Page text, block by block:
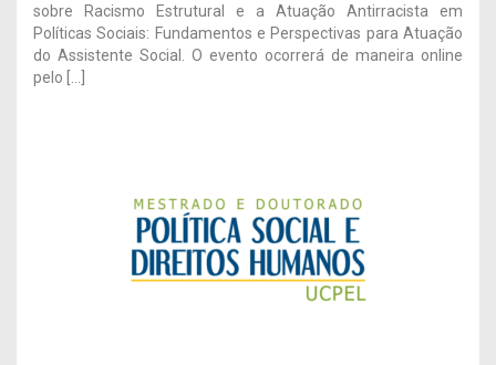
sobre Racismo Estrutural e a Atuação Antirracista em
Políticas Sociais: Fundamentos e Perspectivas para Atuação
do Assistente Social. O evento ocorrerá de maneira online
pelo […]